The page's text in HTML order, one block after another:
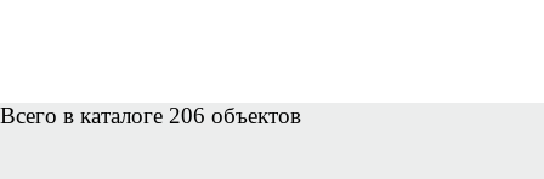
Всего в каталоге 206 объектов